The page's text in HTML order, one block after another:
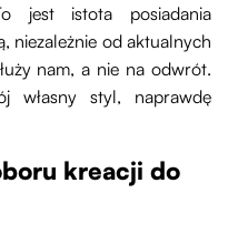
jest istota posiadania
niezależnie od aktualnych
nam, a nie na odwrót.
własny styl, naprawdę
kreacji do